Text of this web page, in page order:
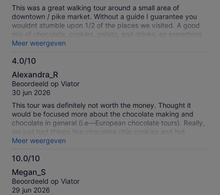
This was a great walking tour around a small area of
downtown / pike market. Without a guide I guarantee you
wouldnt stumble upon 1/2 of the places we visited. A good
mix of chocolate, cookies, gelato, and drinks, so something
for everyone.
Meer weergeven
4.0/10
4.0
van
10
Alexandra_R
Beoordeeld op Viator
30 jun 2026
This tour was definitely not worth the money. Thought it
would be focused more about the chocolate making and
chocolate in general (i.e—European chocolate tours). Really,
we just had things like chocolate chip cookies and hot
chocolate from local places. Little to no history along the way
and essentially nothing about chocolate. Would’ve rather
saved the money from the tour and just tried local bakeries
another tour, you’ve probably already stopped at the same
places.
Meer weergeven
10.0/10
10.0
van
10
Megan_S
Beoordeeld op Viator
29 jun 2026